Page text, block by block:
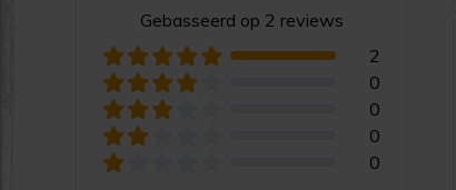
Gebasseerd op 2 reviews
2
0
0
0
0